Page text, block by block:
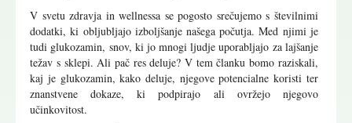
V svetu zdravja in wellnessa se pogosto srečujemo s številnimi
dodatki, ki obljubljajo izboljšanje našega počutja. Med njimi je
tudi glukozamin, snov, ki jo mnogi ljudje uporabljajo za lajšanje
težav s sklepi. Ali pač res deluje? V tem članku bomo raziskali,
kaj je glukozamin, kako deluje, njegove potencialne koristi ter
znanstvene dokaze, ki podpirajo ali ovržejo njegovo
učinkovitost.